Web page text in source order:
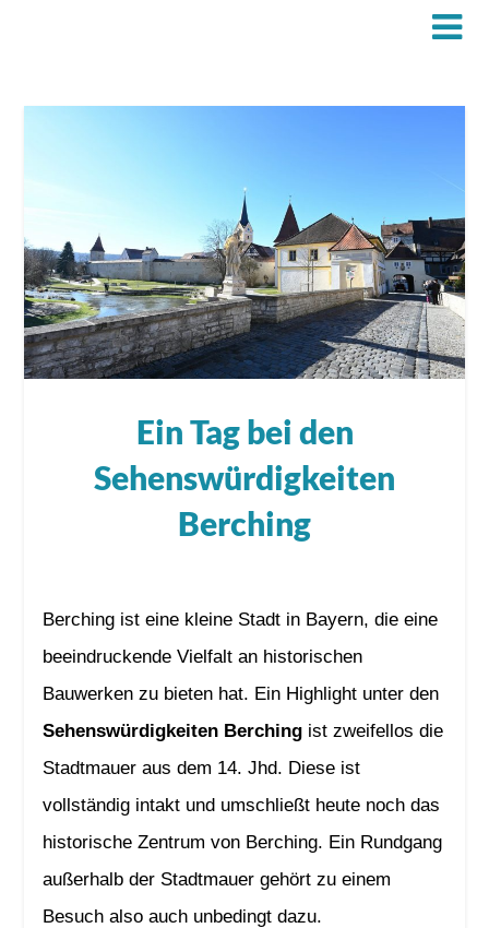
Ein Tag bei den
Sehenswürdigkeiten
Berching
Berching ist eine kleine Stadt in Bayern, die eine
beeindruckende Vielfalt an historischen
Bauwerken zu bieten hat. Ein Highlight unter den
Sehenswürdigkeiten Berchingist zweifellos die
Stadtmauer aus dem 14. Jhd. Diese ist
vollständig intakt und umschließt heute noch das
historische Zentrum von Berching. Ein Rundgang
außerhalb der Stadtmauer gehört zu einem
Besuch also auch unbedingt dazu.